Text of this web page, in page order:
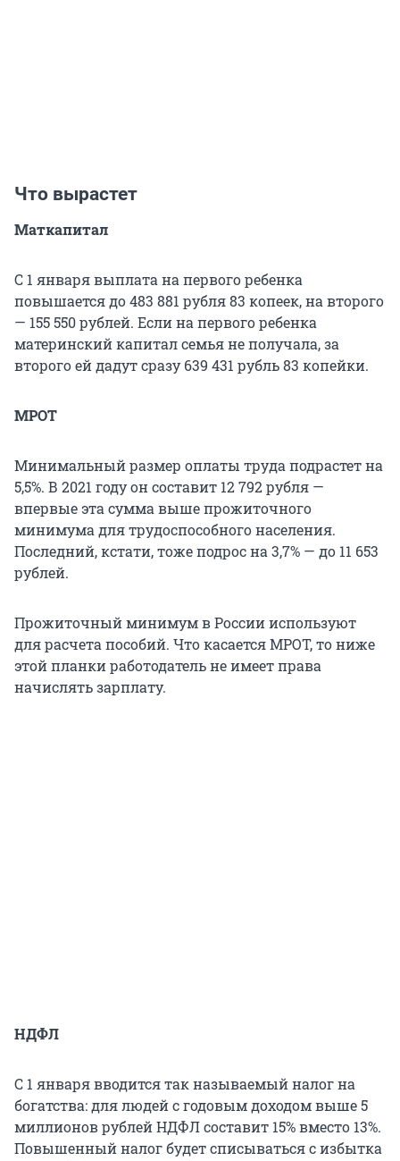
Что вырастет
Маткапитал
С 1 января выплата на первого ребенка
повышается до 483 881 рубля 83 копеек, на второго
— 155 550 рублей. Если на первого ребенка
материнский капитал семья не получала, за
второго ей дадут сразу 639 431 рубль 83 копейки.
МРОТ
Минимальный размер оплаты труда подрастет на
5,5%. В 2021 году он составит 12 792 рубля —
впервые эта сумма выше прожиточного
минимума для трудоспособного населения.
Последний, кстати, тоже подрос на 3,7% — до 11 653
рублей.
Прожиточный минимум в России используют
для расчета пособий. Что касается МРОТ, то ниже
этой планки работодатель не имеет права
начислять зарплату.
НДФЛ
С 1 января вводится так называемый налог на
богатства: для людей с годовым доходом выше 5
миллионов рублей НДФЛ составит 15% вместо 13%.
Повышенный налог будет списываться с избытка